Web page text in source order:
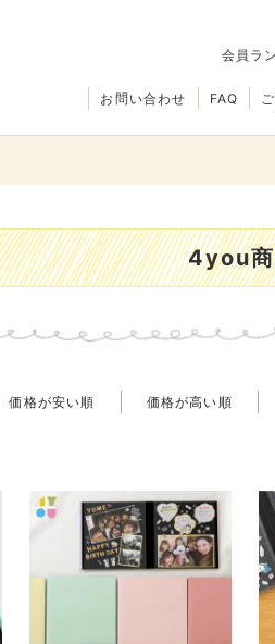
会員ラ
FAQ
お問い合わせ
4you
価格が安い順 価格が高い順